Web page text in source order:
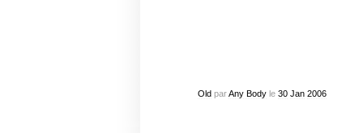
Old parAny Bodyle 30 Jan 2006